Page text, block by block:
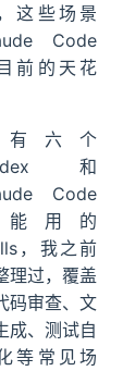
这些场景
Code
前的天花
有六个
和
Code
能用的
，我之前
理过，覆盖
码审查、文
成、测试自
等常见场